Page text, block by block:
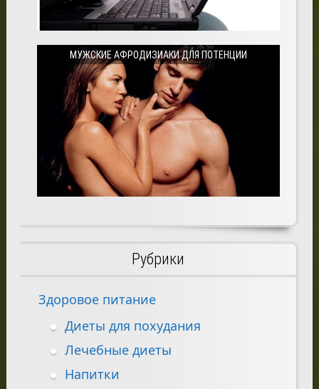
МУЖСКИЕ АФРОДИЗИАКИ ДЛЯ ПОТЕНЦИИ
Рубрики
Здоровое питание
Диеты для похудания
Лечебные диеты
Напитки